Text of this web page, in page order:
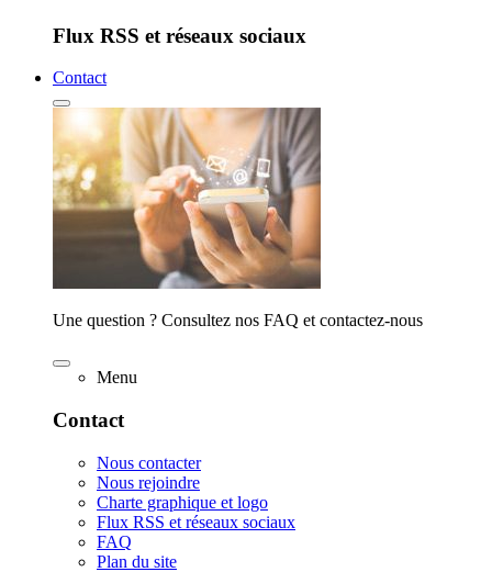
Flux RSS et réseaux sociaux
Contact
Une question ? Consultez nos FAQ et contactez-nous
Menu
Contact
Nous contacter
Nous rejoindre
Charte graphique et logo
Flux RSS et réseaux sociaux
FAQ
Plan du site